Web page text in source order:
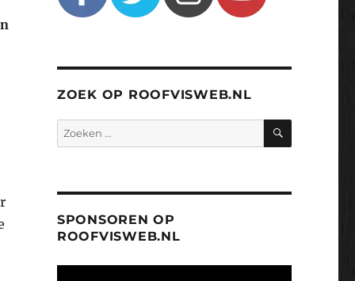
ZOEK OP ROOFVISWEB.NL
Zoeken
naar:
ZOEKEN
SPONSOREN OP
ROOFVISWEB.NL